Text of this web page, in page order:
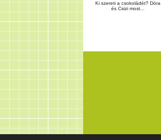
Ki szereti a csokoládét? Dóra
és Csizi most...